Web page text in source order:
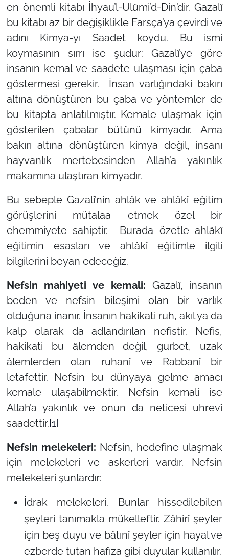
en önemli kitabı İhyau’l-Ulûmi’d-Din’dir. Gazalî
bu kitabı az bir değişiklikle Farsça’ya çevirdi ve
adını Kimya-yı Saadet koydu. Bu ismi
koymasının sırrı ise şudur: Gazalî’ye göre
insanın kemal ve saadete ulaşması için çaba
göstermesi gerekir. İnsan varlığındaki bakırı
altına dönüştüren bu çaba ve yöntemler de
bu kitapta anlatılmıştır. Kemale ulaşmak için
gösterilen çabalar bütünü kimyadır. Ama
bakırı altına dönüştüren kimya değil, insanı
hayvanlık mertebesinden Allah’a yakınlık
makamına ulaştıran kimyadır.
Bu sebeple Gazalî’nin ahlâk ve ahlâkî eğitim
görüşlerini mütalaa etmek özel bir
ehemmiyete sahiptir. Burada özetle ahlâkî
eğitimin esasları ve ahlâkî eğitimle ilgili
bilgilerini beyan edeceğiz.
Nefsin mahiyeti ve kemali: Gazalî, insanın
beden ve nefsin bileşimi olan bir varlık
olduğuna inanır. İnsanın hakikati ruh, akıl ya da
kalp olarak da adlandırılan nefistir. Nefis,
hakikati bu âlemden değil, gurbet, uzak
âlemlerden olan ruhanî ve Rabbanî bir
letafettir. Nefsin bu dünyaya gelme amacı
kemale ulaşabilmektir. Nefsin kemali ise
Allah’a yakınlık ve onun da neticesi uhrevî
saadettir.[1]
Nefsin melekeleri: Nefsin, hedefine ulaşmak
için melekeleri ve askerleri vardır. Nefsin
melekeleri şunlardır:
İdrak melekeleri. Bunlar hissedilebilen
şeyleri tanımakla mükelleftir. Zâhirî şeyler
için beş duyu ve bâtınî şeyler için hayal ve
ezberde tutan hafıza gibi duyular kullanılır.